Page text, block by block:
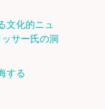
文化的ニュ
サー氏の洞
する